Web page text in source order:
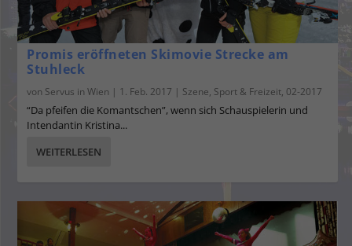
Promis eröffneten Skimovie Strecke am
Stuhleck
von Servus in Wien | 1. Feb. 2017 | Szene, Sport & Freizeit, 02-2017
“Da pfeifen die Komantschen”, wenn sich Schauspielerin und
Intendantin Kristina...
WEITERLESEN